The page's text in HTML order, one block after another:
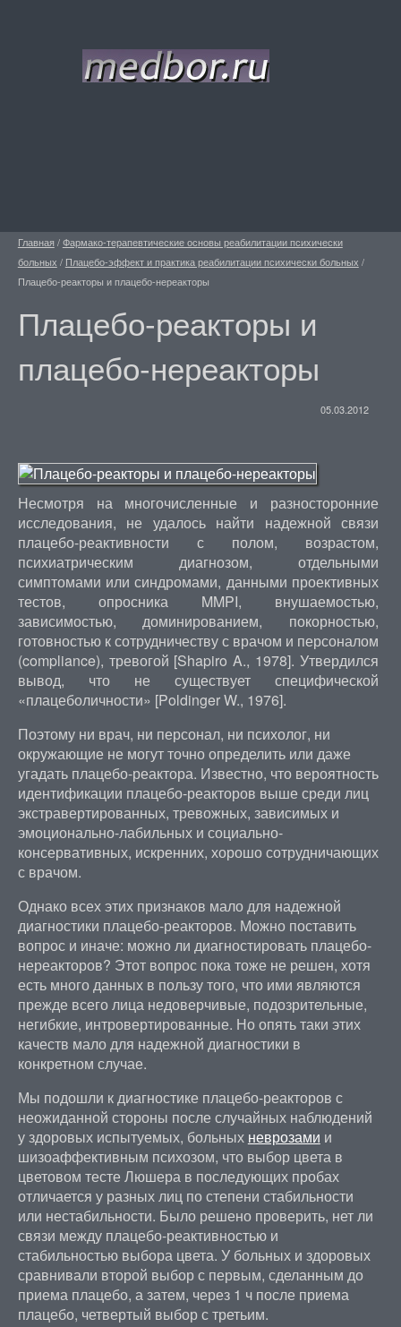
Главная /Фармако-терапевтические основы реабилитации психически
больных / Плацебо-эффект и практика реабилитации психически больных /
Плацебо-реакторы и плацебо-нереакторы
Плацебо-реакторы и
плацебо-нереакторы
05.03.2012
Несмотря на многочисленные и разносторонние
исследования, не удалось найти надежной связи
плацебо-реактивности с полом, возрастом,
психиатрическим диагнозом, отдельными
симптомами или синдромами, данными проективных
тестов, опросника MMPI, внушаемостью,
зависимостью, доминированием, покорностью,
готовностью к сотрудничеству с врачом и персоналом
(compliance), тревогой [Shapiro A., 1978]. Утвердился
вывод, что не существует специфической
«плацеболичности» [Poldinger W., 1976].
Поэтому ни врач, ни персонал, ни психолог, ни
окружающие не могут точно определить или даже
угадать плацебо-реактора. Известно, что вероятность
идентификации плацебо-реакторов выше среди лиц
экстравертированных, тревожных, зависимых и
эмоционально-лабильных и социально-
консервативных, искренних, хорошо сотрудничающих
с врачом.
Однако всех этих признаков мало для надежной
диагностики плацебо-реакторов. Можно поставить
вопрос и иначе: можно ли диагностировать плацебо-
нереакторов? Этот вопрос пока тоже не решен, хотя
есть много данных в пользу того, что ими являются
прежде всего лица недоверчивые, подозрительные,
негибкие, интровертированные. Но опять таки этих
качеств мало для надежной диагностики в
конкретном случае.
Мы подошли к диагностике плацебо-реакторов с
неожиданной стороны после случайных наблюдений
у здоровых испытуемых, больных неврозами и
шизоаффективным психозом, что выбор цвета в
цветовом тесте Люшера в последующих пробах
отличается у разных лиц по степени стабильности
или нестабильности. Было решено проверить, нет ли
связи между плацебо-реактивностью и
стабильностью выбора цвета. У больных и здоровых
сравнивали второй выбор с первым, сделанным до
приема плацебо, а затем, через 1 ч после приема
плацебо, четвертый выбор с третьим.